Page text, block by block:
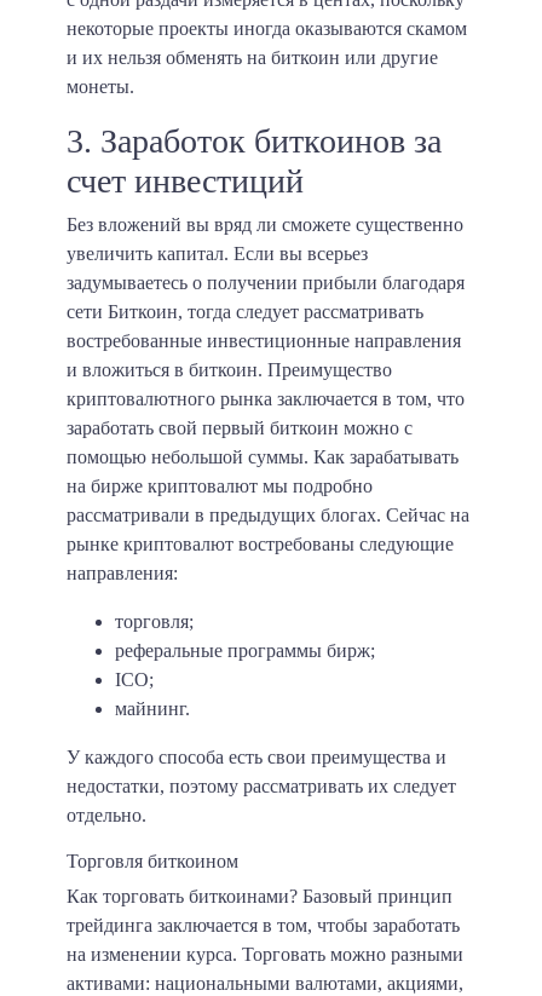
некоторые проекты иногда оказываются скамом
и их нельзя обменять на биткоин или другие
монеты.
3. Заработок биткоинов за
счет инвестиций
Без вложений вы вряд ли сможете существенно
увеличить капитал. Если вы всерьез
задумываетесь о получении прибыли благодаря
сети Биткоин, тогда следует рассматривать
востребованные инвестиционные направления
и вложиться в биткоин. Преимущество
криптовалютного рынка заключается в том, что
заработать свой первый биткоин можно с
помощью небольшой суммы. Как зарабатывать
на бирже криптовалют мы подробно
рассматривали в предыдущих блогах. Сейчас на
рынке криптовалют востребованы следующие
направления:
торговля;
реферальные программы бирж;
ICO;
майнинг.
У каждого способа есть свои преимущества и
недостатки, поэтому рассматривать их следует
отдельно.
Торговля биткоином
Как торговать биткоинами? Базовый принцип
трейдинга заключается в том, чтобы заработать
на изменении курса. Торговать можно разными
активами: национальными валютами, акциями,